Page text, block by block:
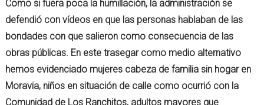
Como si fuera poca la humillación, la administración se
defendió con vídeos en que las personas hablaban de las
bondades con que salieron como consecuencia de las
obras públicas. En este trasegar como medio alternativo
hemos evidenciado mujeres cabeza de familia sin hogar en
Moravia, niños en situación de calle como ocurrió con la
Comunidad de Los Ranchitos, adultos mayores que